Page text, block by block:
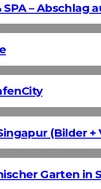
– Abschlag
(Bilder +
Garten in